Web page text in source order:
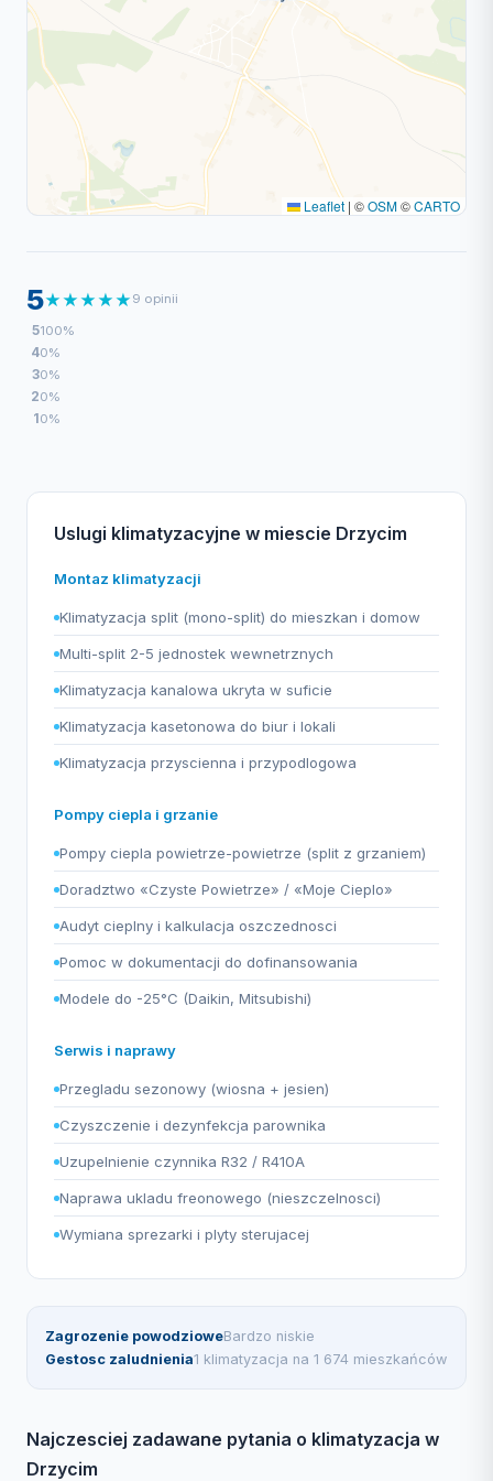
Leaflet | ©OSM©CARTO
5★★★★★ 9 opinii
5100%
40%
30%
20%
10%
Uslugi klimatyzacyjne w miescie Drzycim
Montaz klimatyzacji
Klimatyzacja split (mono-split) do mieszkan i domow
Multi-split 2-5 jednostek wewnetrznych
Klimatyzacja kanalowa ukryta w suficie
Klimatyzacja kasetonowa do biur i lokali
Klimatyzacja przyscienna i przypodlogowa
Pompy ciepla i grzanie
Pompy ciepla powietrze-powietrze (split z grzaniem)
Doradztwo «Czyste Powietrze» / «Moje Cieplo»
Audyt cieplny i kalkulacja oszczednosci
Pomoc w dokumentacji do dofinansowania
Modele do -25°C (Daikin, Mitsubishi)
Serwis i naprawy
Przegladu sezonowy (wiosna + jesien)
Czyszczenie i dezynfekcja parownika
Uzupelnienie czynnika R32 / R410A
Naprawa ukladu freonowego (nieszczelnosci)
Wymiana sprezarki i plyty sterujacej
Zagrozenie powodzioweBardzo niskie
Gestosc zaludnienia1 klimatyzacja na 1 674 mieszkańców
Najczesciej zadawane pytania o klimatyzacja w
Drzycim